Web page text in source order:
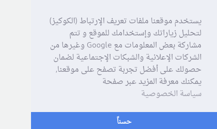
يستخدم موقعنا ملفات تعريف الإرتباط (الكوكيز)
لتحليل زياراتك وإستخدامك للموقع و تتم
مشاركة بعض المعلومات مع Google وغيرها من
الشركات الإعلانية والشبكات الإجتماعية لضمان
حصولك على أفضل تجربة تصفح على موقعنا,
يمكنك معرفة المزيد عبر صفحة
سياسة الخصوصية
حسناً